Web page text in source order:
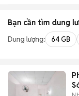
Bạn cần tìm dung
Dung lượng: 64 GB